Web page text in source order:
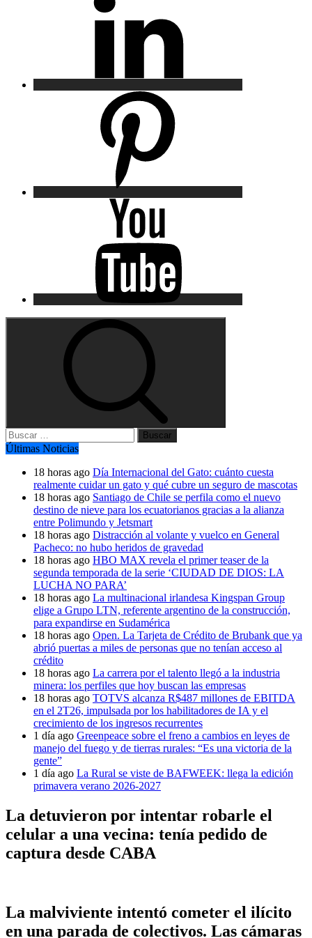
Buscar:
Últimas Noticias
18 horas ago Día Internacional del Gato: cuánto cuesta
realmente cuidar un gato y qué cubre un seguro de mascotas
18 horas ago Santiago de Chile se perfila como el nuevo
destino de nieve para los ecuatorianos gracias a la alianza
entre Polimundo y Jetsmart
18 horas ago Distracción al volante y vuelco en General
Pacheco: no hubo heridos de gravedad
18 horas ago HBO MAX revela el primer teaser de la
segunda temporada de la serie ‘CIUDAD DE DIOS: LA
LUCHA NO PARA’
18 horas ago La multinacional irlandesa Kingspan Group
elige a Grupo LTN, referente argentino de la construcción,
para expandirse en Sudamérica
18 horas ago Open. La Tarjeta de Crédito de Brubank que ya
abrió puertas a miles de personas que no tenían acceso al
crédito
18 horas ago La carrera por el talento llegó a la industria
minera: los perfiles que hoy buscan las empresas
18 horas ago TOTVS alcanza R$487 millones de EBITDA
en el 2T26, impulsada por los habilitadores de IA y el
crecimiento de los ingresos recurrentes
1 día ago Greenpeace sobre el freno a cambios en leyes de
manejo del fuego y de tierras rurales: “Es una victoria de la
gente”
1 día ago La Rural se viste de BAFWEEK: llega la edición
primavera verano 2026-2027
La detuvieron por intentar robarle el
celular a una vecina: tenía pedido de
captura desde CABA
La malviviente intentó cometer el ilícito
en una parada de colectivos. Las cámaras